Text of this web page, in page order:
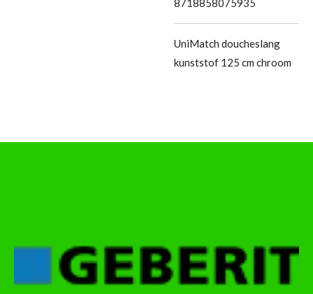
8718858075935
UniMatch doucheslang
kunststof 125 cm chroom